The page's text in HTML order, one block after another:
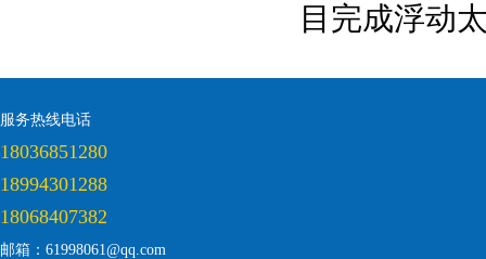
目完成浮动
服务热线电话
18036851280
18994301288
18068407382
邮箱：61998061@qq.com